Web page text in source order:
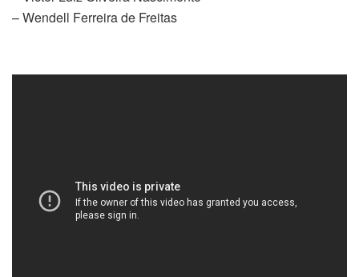
– Wendell Ferreira de Freitas